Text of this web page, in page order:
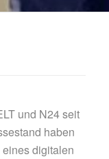
und N24 seit
haben
digitalen